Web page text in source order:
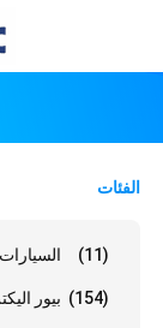
الفئات
(11)
بيور (154)